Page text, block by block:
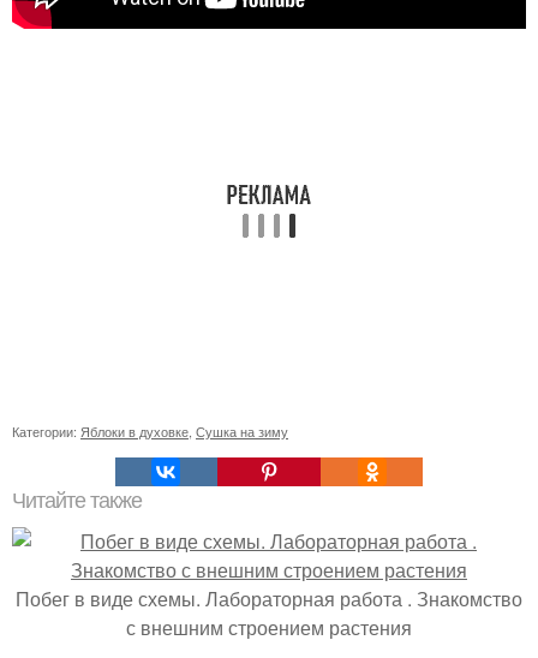
Категории: Яблоки в духовке Сушка на зиму
Читайте также
Побег в виде схемы. Лабораторная работа . Знакомство
с внешним строением растения